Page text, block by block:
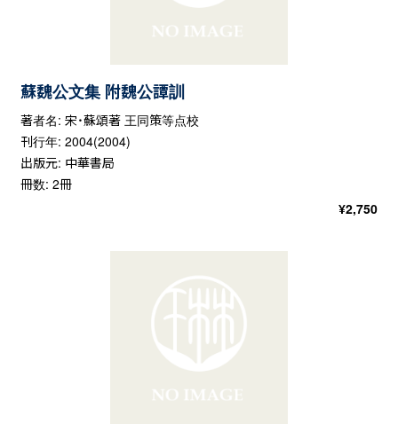
蘇魏公文集 附魏公譚訓
著者名: 宋・蘇頌著 王同策等点校
刊行年: 2004(2004)
出版元: 中華書局
冊数: 2冊
¥2,750